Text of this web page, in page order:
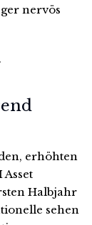
nervös
erhöhten
Halbjahr
sehen